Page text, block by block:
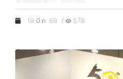
18 มี.ค. 68 / 578